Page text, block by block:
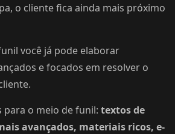
o cliente fica ainda mais próximo
você já pode elaborar
e focados em resolver o
para o meio de funil: textos de
avançados, materiais ricos, e-